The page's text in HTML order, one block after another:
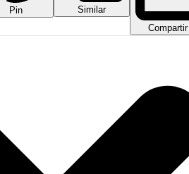
Pin
Similar
Compartir